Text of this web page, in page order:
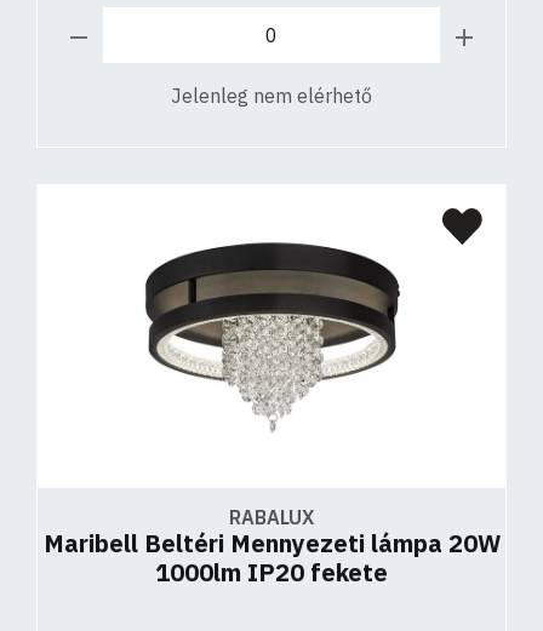
Jelenleg nem elérhető
RABALUX
Maribell Beltéri Mennyezeti lámpa 20W
1000lm IP20 fekete